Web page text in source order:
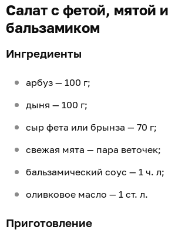
Салат с фетой, мятой и
бальзамиком
Ингредиенты
арбуз — 100 г;
дыня — 100 г;
сыр фета или брынза — 70 г;
свежая мята — пара веточек;
бальзамический соус — 1 ч. л;
оливковое масло — 1 ст. л.
Приготовление